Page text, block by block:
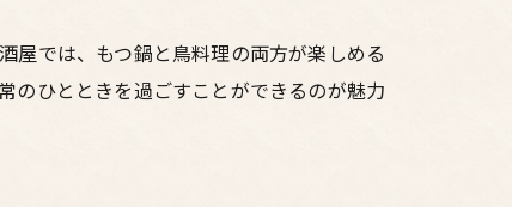
屋では、もつ鍋と鳥料理の両方が楽しめる
のひとときを過ごすことができるのが魅力